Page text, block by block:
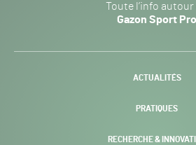
Sport
Pro
-
Toute l’info autour
Gazon Sport Pro
ACTUALITÉS
PRATIQUES
RECHERCHE &